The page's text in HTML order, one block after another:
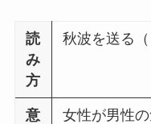
読
み
方
秋波を送る（
意
女性が男性